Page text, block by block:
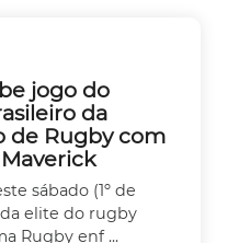
jogo do
da
de Rugby com
sábado (1º de
elite do rugby
Rugby enf ...